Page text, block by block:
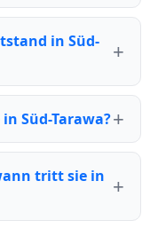
in Süd-
Süd-Tarawa?
tritt sie in